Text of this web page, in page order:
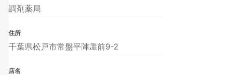
調剤薬局
住所
千葉県松戸市常盤平陣屋前9-2
店名